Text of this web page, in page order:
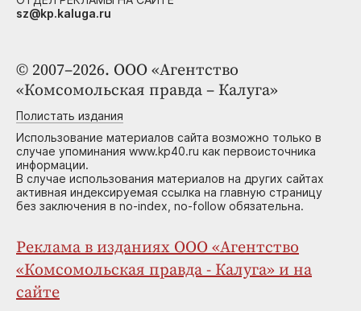
© 2007–2026. ООО «Агентство
«Комсомольская правда – Калуга»
Полистать издания
Использование материалов сайта возможно только в
случае упоминания www.kp40.ru как первоисточника
информации.
В случае использования материалов на других сайтах
активная индексируемая ссылка на главную страницу
без заключения в no-index, no-follow обязательна.
Реклама в изданиях ООО «Агентство
«Комсомольская правда - Калуга» и на
сайте
sz@kp.kaluga.ru